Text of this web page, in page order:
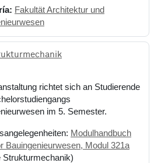
Fakultät Architektur und
richtet sich an Studierende
im 5. Semester.
Modulhandbuch
Bauingenieurwesen, Modul 321a
Strukturmechanik)